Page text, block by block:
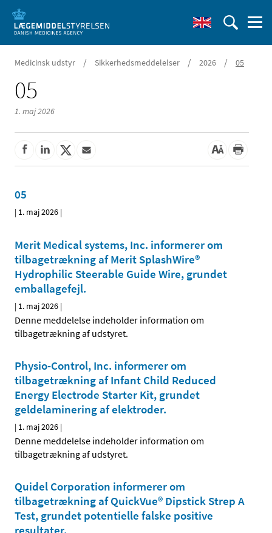
Medicinsk udstyr / Sikkerhedsmeddelelser / 2026 / 05
05
1. maj 2026
05
| 1. maj 2026 |
Merit Medical systems, Inc. informerer om
tilbagetrækning af Merit SplashWire®
Hydrophilic Steerable Guide Wire, grundet
emballagefejl.
| 1. maj 2026 |
Denne meddelelse indeholder information om
tilbagetrækning af udstyret.
Physio-Control, Inc. informerer om
tilbagetrækning af Infant Child Reduced
Energy Electrode Starter Kit, grundet
geldelaminering af elektroder.
| 1. maj 2026 |
Denne meddelelse indeholder information om
tilbagetrækning af udstyret.
Quidel Corporation informerer om
tilbagetrækning af QuickVue® Dipstick Strep A
Test, grundet potentielle falske positive